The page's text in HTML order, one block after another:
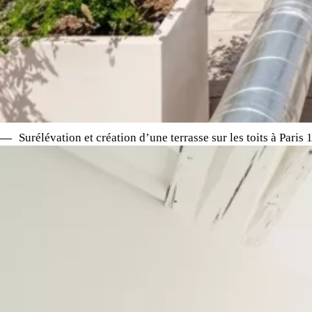
Surélévation et création d’une terrasse sur les toits à Paris